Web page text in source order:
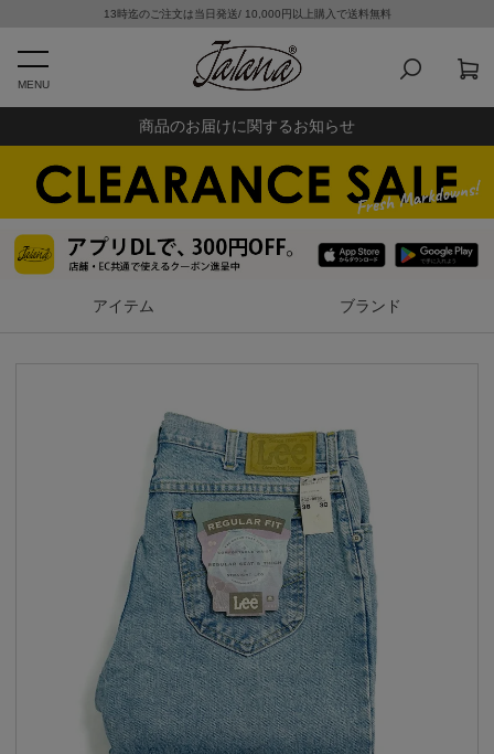
13時迄のご注文は当日発送/ 10,000円以上購入で送料無料
MENU
商品のお届けに関するお知らせ
アイテム ブランド